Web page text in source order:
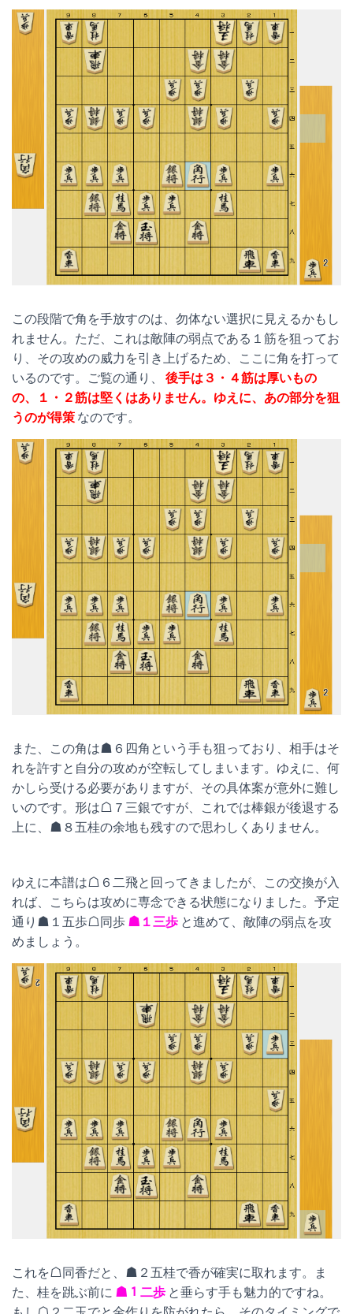
この段階で角を手放すのは、勿体ない選択に見えるかもし
れません。ただ、これは敵陣の弱点である１筋を狙ってお
り、その攻めの威力を引き上げるため、ここに角を打って
いるのです。ご覧の通り、
後手は３・４筋は厚いもの
の、１・２筋は堅くはありません。ゆえに、あの部分を狙
うのが得策 なのです。
また、この角は☗６四角という手も狙っており、相手はそ
れを許すと自分の攻めが空転してしまいます。ゆえに、何
かしら受ける必要がありますが、その具体案が意外に難し
いのです。形は☖７三銀ですが、これでは棒銀が後退する
上に、☗８五桂の余地も残すので思わしくありません。
ゆえに本譜は☖６二飛と回ってきましたが、この交換が入
れば、こちらは攻めに専念できる状態になりました。予定
通り☗１五歩☖同歩 ☗１三歩 と進めて、敵陣の弱点を攻
めましょう。
これを☖同香だと、☗２五桂で香が確実に取れます。ま
た、桂を跳ぶ前に ☗１二歩 と垂らす手も魅力的ですね。